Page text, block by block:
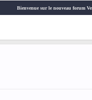
Bienvenue sur le nouveau forum VeryGames